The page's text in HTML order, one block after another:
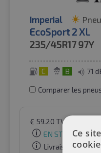
Imperial
EcoSport 2 XL
235/45R17 97Y
C B 71
Comparer les
€ 59.20 TVA incluse
EN STOCK
Livraison gratuite
Ce